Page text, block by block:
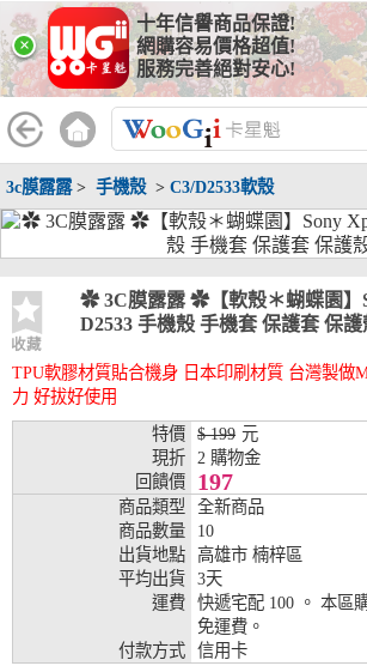
×
十年信譽商品保證!
網購容易價格超值!
服務完善絕對安心!
3c膜露露> 手機殼> C3/D2533軟殼
收藏
✿ 3C膜露露 ✿【軟殼＊蝴蝶園】
D2533 手機殼 手機套 保護套 保護
TPU軟膠材質貼合機身 日本印刷材質 台灣製做
力 好拔好使用
特價
$ 199 元
現折
2 購物金
回饋價
197
商品類型
全新商品
商品數量
10
出貨地點
高雄市 楠梓區
平均出貨
3天
運費
快遞宅配 100 。 本區
免運費。
付款方式
信用卡
線上分期銀行
WooGii 與 綠界 合作，『信用卡分期付款
分期付款』 的配合銀行如下：
分期期數 提供分期之銀行
兆豐銀行、合作金庫、第
彰化銀行、上海銀行、富
台灣企銀、台中銀行、匯
銀、元大銀行、永豐銀行
行、星展銀行、台新銀行
兆豐銀行、合作金庫、第
台灣企銀、台中銀行、匯
臺灣新光銀行、陽信銀行
銀、元大銀行、永豐銀行
行、星展銀行、台新銀行
託、台灣樂天、三信商銀
兆豐銀行、合作金庫、第
彰化銀行、上海銀行、富
台灣企銀、台中銀行、匯
臺灣新光銀行、陽信銀行
銀、元大銀行、永豐銀行